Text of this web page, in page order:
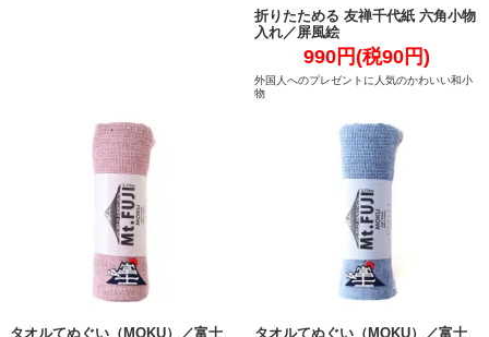
折りたためる 友禅千代紙 六角小物
入れ／屏風絵
990円(税90円)
外国人へのプレゼントに人気のかわいい和小
物
タオルてぬぐい（MOKU）／富士
タオルてぬぐい（MOKU）／富士